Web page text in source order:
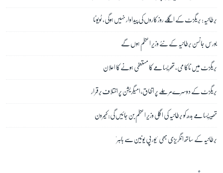
برطانیہ: بریگزٹ کے اگلے روز کاروں کی پیداوار نہیں ہوگی, ٹویوٹا
بورس جانسن برطانیہ کے نئے وزیر اعظم ہوں گے
بریگزٹ میں ناکامی, تھریسا مے کا مستعفی ہونے کا اعلان
بریگزٹ کے دوسرے مرحلے پر اتفاق، امیگریشن پر اختلاف برقرار
تھیریسا مے بدھ کو برطانیہ کی اگلی وزیر اعظم بن جائیں گی: کیمرون
برطانیہ کے ساتھ انگریزی بھی 'یورپی یونین سے باہر'